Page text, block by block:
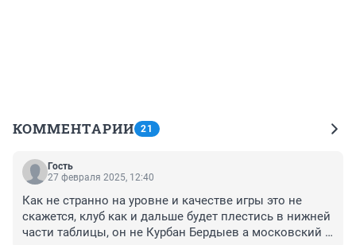
КОММЕНТАРИИ 21
Гость
27 февраля 2025, 12:40
Как не странно на уровне и качестве игры это не
скажется, клуб как и дальше будет плестись в нижней
части таблицы, он не Курбан Бердыев а московский